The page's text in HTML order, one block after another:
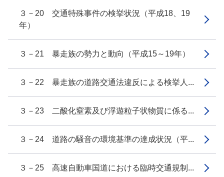
３－20 交通特殊事件の検挙状況（平成18、19
年）
３－21 暴走族の勢力と動向（平成15～19年）
３－22 暴走族の道路交通法違反による検挙人...
３－23 二酸化窒素及び浮遊粒子状物質に係る...
３－24 道路の騒音の環境基準の達成状況（平...
３－25 高速自動車国道における臨時交通規制...